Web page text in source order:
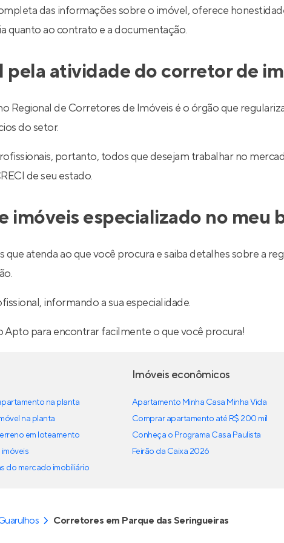
das informações sobre o imóvel, oferece
quanto ao contrato e a documentação.
pela atividade do corretor de
Regional de Corretores de Imóveis é o órgão que
do setor.
portanto, todos que desejam trabalhar no
de seu estado.
especializado no meu
atenda ao que você procura e saiba detalhes sobre a
informando a sua especialidade.
para encontrar facilmente o que você procura!
na planta
na planta
em loteamento
imóveis
do mercado imobiliário
Imóveis econômicos
Apartamento Minha Casa Minha Vida
Comprar apartamento até R$ 200 mil
Conheça o Programa Casa Paulista
Feirão da Caixa 2026
Corretores em Parque das Seringueiras